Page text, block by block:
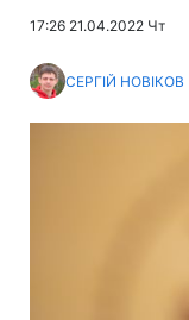
17:26 21.04.2022 Чт
СЕРГІЙ НОВІКОВ